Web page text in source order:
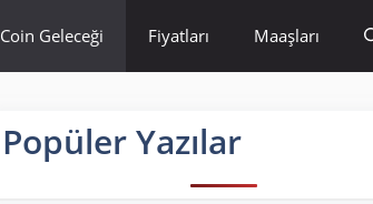
Coin Geleceği Fiyatları Maaşları
Popüler Yazılar